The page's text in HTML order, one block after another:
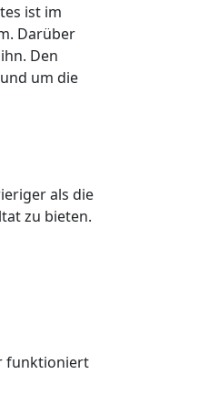
ist im
Darüber
Den
um die
als die
zu bieten.
funktioniert